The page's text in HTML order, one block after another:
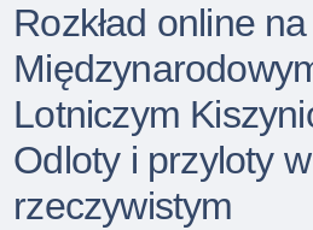
Rozkład online na
Lotniczym
Odloty i przyloty
rzeczywistym